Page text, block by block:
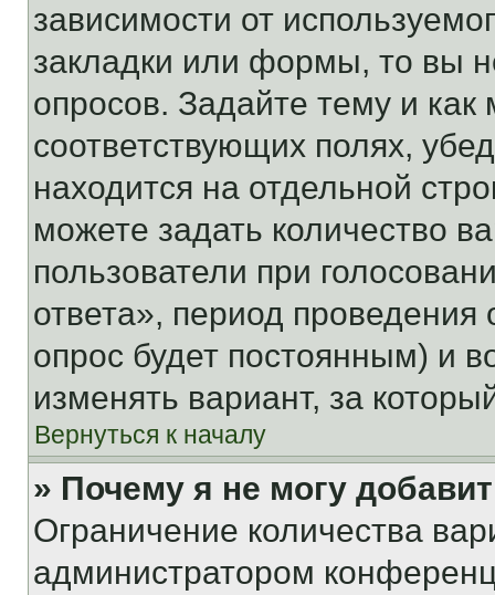
зависимости от
закладки или формы, то вы
опросов. Задайте тему и
соответствующих полях,
находится на отдельной
можете задать количество
пользователи при
ответа», период проведения
опрос будет постоянным) и
изменять вариант, за
Вернуться к началу
» Почему я не могу
Ограничение количества
администратором